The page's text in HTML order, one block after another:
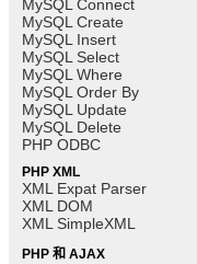
MySQL Connect
MySQL Create
MySQL Insert
MySQL Select
MySQL Where
MySQL Order By
MySQL Update
MySQL Delete
PHP ODBC
PHP XML
XML Expat Parser
XML DOM
XML SimpleXML
PHP 和 AJAX